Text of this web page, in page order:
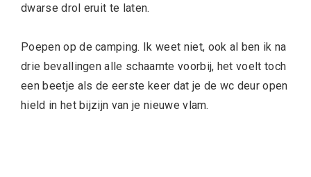
dwarse drol eruit te laten.
Poepen op de camping. Ik weet niet, ook al ben ik na
drie bevallingen alle schaamte voorbij, het voelt toch
een beetje als de eerste keer dat je de wc deur open
hield in het bijzijn van je nieuwe vlam.